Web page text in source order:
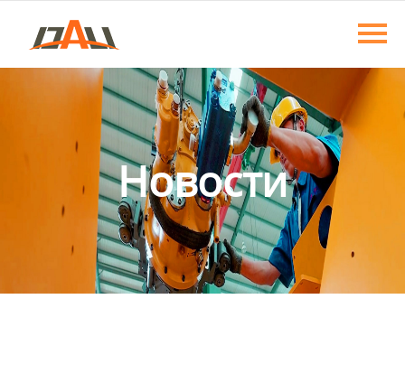
Главная
Продукция
Контакты Новости